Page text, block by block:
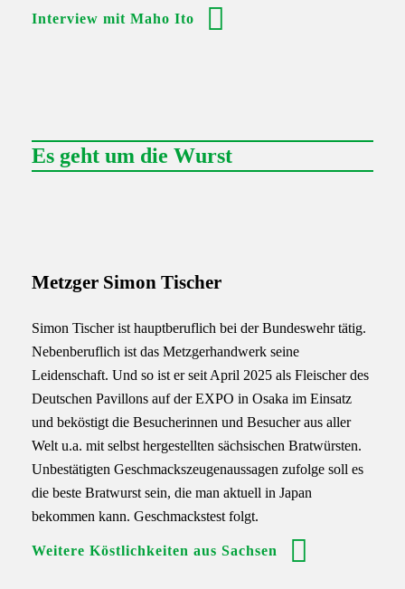
Interview mit Maho Ito
Es geht um die Wurst
Metzger Simon Tischer
Simon Tischer ist hauptberuflich bei der Bundeswehr tätig.
Nebenberuflich ist das Metzgerhandwerk seine
Leidenschaft. Und so ist er seit April 2025 als Fleischer des
Deutschen Pavillons auf der EXPO in Osaka im Einsatz
und beköstigt die Besucherinnen und Besucher aus aller
Welt u.a. mit selbst hergestellten sächsischen Bratwürsten.
Unbestätigten Geschmackszeugenaussagen zufolge soll es
die beste Bratwurst sein, die man aktuell in Japan
bekommen kann. Geschmackstest folgt.
Weitere Köstlichkeiten aus Sachsen